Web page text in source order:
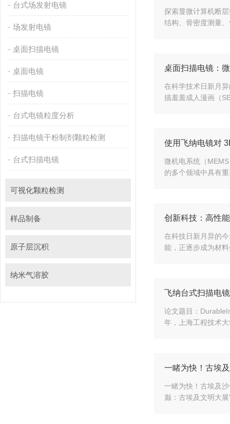
台式场发射电镜
场发射电镜
桌面扫描电镜
桌面电镜
扫描电镜
台式电镜粒度分析
扫描电镜干粉制剂颗粒检测
台式扫描电镜
可视化颗粒检测
样品制备
原子层沉积
纳米气溶胶
探索显微计算机断层
结构、骨密度测量
桌面扫描电镜
在科学技术日新月异
描羞羞成人漫画（
使用飞纳电镜对
微机电系统（MEMS
的多个领域中具有重
创新科技：高
在科技日新月异的今
能，正逐步成为材
飞纳台式扫描电
论文题目：
年，上海工程技术
一睹为快！古埃
一睹为快！古埃
巅：古埃及文明